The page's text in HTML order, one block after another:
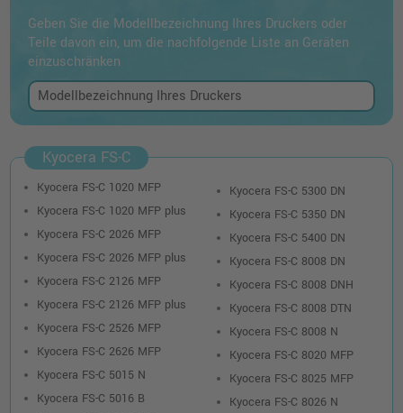
Geben Sie die Modellbezeichnung Ihres Druckers oder
Teile davon ein, um die nachfolgende Liste an Geräten
einzuschränken
Kyocera FS-C
Kyocera FS-C 1020 MFP
Kyocera FS-C 1020 MFP plus
Kyocera FS-C 2026 MFP
Kyocera FS-C 2026 MFP plus
Kyocera FS-C 2126 MFP
Kyocera FS-C 2126 MFP plus
Kyocera FS-C 2526 MFP
Kyocera FS-C 2626 MFP
Kyocera FS-C 5015 N
Kyocera FS-C 5016 B
Kyocera FS-C 5300 DN
Kyocera FS-C 5350 DN
Kyocera FS-C 5400 DN
Kyocera FS-C 8008 DN
Kyocera FS-C 8008 DNH
Kyocera FS-C 8008 DTN
Kyocera FS-C 8008 N
Kyocera FS-C 8020 MFP
Kyocera FS-C 8025 MFP
Kyocera FS-C 8026 N